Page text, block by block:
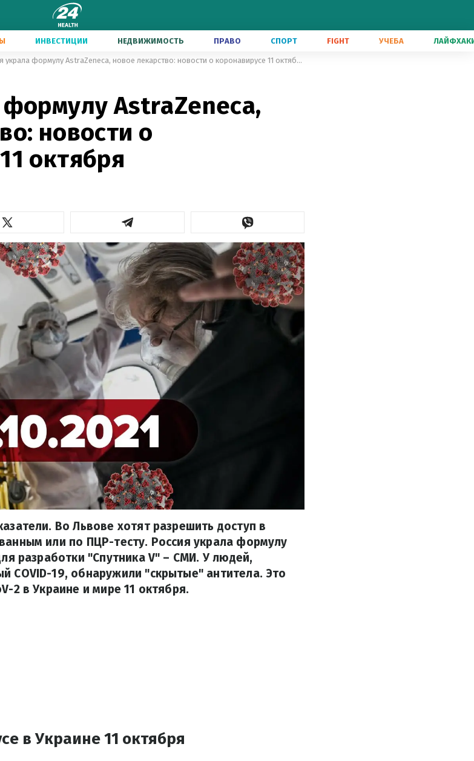
ИНВЕСТИЦИИ НЕДВИЖИМОСТЬ ПРАВО СПОРТ FIGHT УЧЕБА
Россия украла формулу AstraZeneca, новое лекарство: новости о коронавирусе 11 октября
формулу AstraZeneca,
новости о
октября
Во Львове хотят разрешить доступ в
или по ПЦР-тесту. Россия украла формулу
разработки "Спутника V" – СМИ. У людей,
COVID-19, обнаружили "скрытые" антитела. Это
2 в Украине и мире 11 октября.
в Украине 11 октября